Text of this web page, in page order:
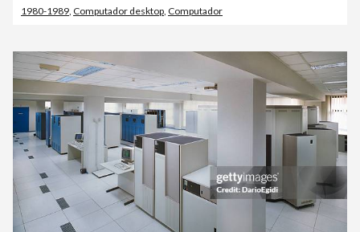
1980-1989, Computador desktop, Computador